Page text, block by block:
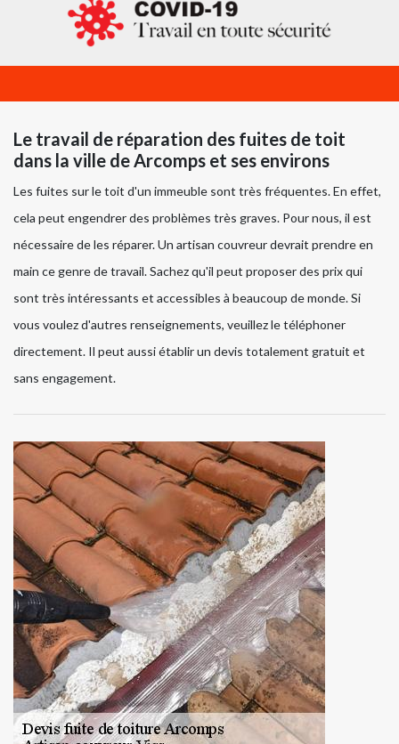
Le travail de réparation des fuites de toit
dans la ville de Arcomps et ses environs
Les fuites sur le toit d'un immeuble sont très fréquentes. En effet,
cela peut engendrer des problèmes très graves. Pour nous, il est
nécessaire de les réparer. Un artisan couvreur devrait prendre en
main ce genre de travail. Sachez qu'il peut proposer des prix qui
sont très intéressants et accessibles à beaucoup de monde. Si
vous voulez d'autres renseignements, veuillez le téléphoner
directement. Il peut aussi établir un devis totalement gratuit et
sans engagement.